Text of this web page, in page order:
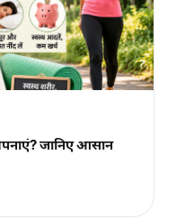
जानिए आसान